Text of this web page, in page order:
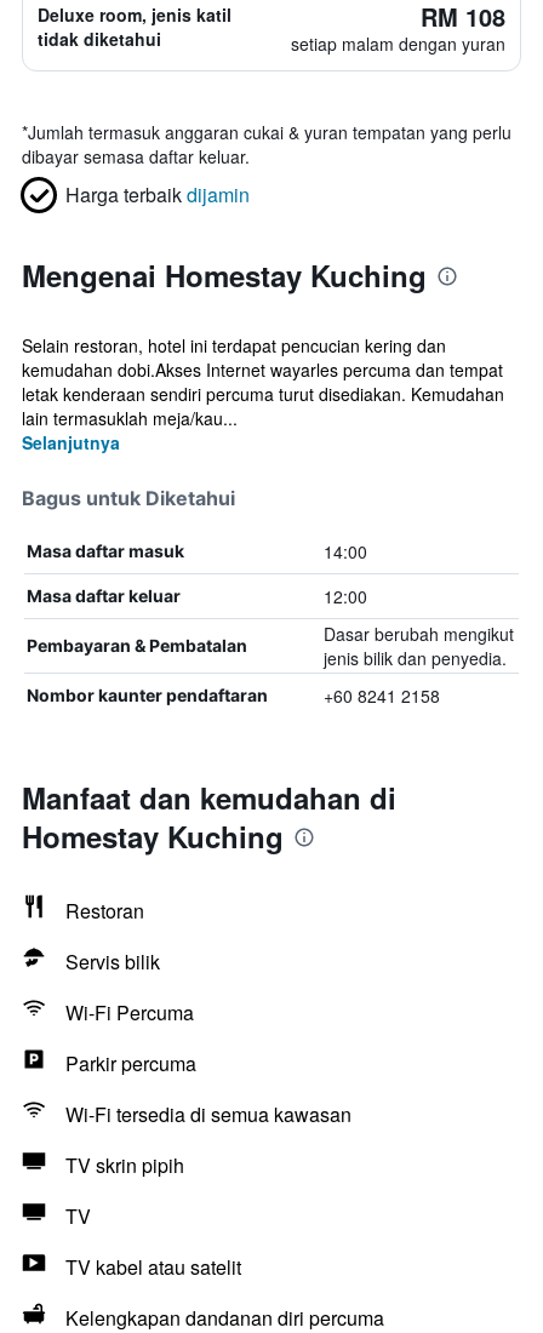
Deluxe room, jenis katil
tidak diketahui
RM 108
setiap malam dengan yuran
*Jumlah termasuk anggaran cukai & yuran tempatan yang perlu
dibayar semasa daftar keluar.
Harga terbaikdijamin
Mengenai Homestay Kuching
Selain restoran, hotel ini terdapat pencucian kering dan
kemudahan dobi.Akses Internet wayarles percuma dan tempat
letak kenderaan sendiri percuma turut disediakan. Kemudahan
lain termasuklah meja/kau...
Selanjutnya
Bagus untuk Diketahui
Masa daftar masuk 14:00
Masa daftar keluar 12:00
Pembayaran & Pembatalan
Dasar berubah mengikut
jenis bilik dan penyedia.
Nombor kaunter pendaftaran +60 8241 2158
Manfaat dan kemudahan di
Homestay Kuching
Restoran
Servis bilik
Wi-Fi Percuma
Parkir percuma
Wi-Fi tersedia di semua kawasan
TV skrin pipih
TV
TV kabel atau satelit
Kelengkapan dandanan diri percuma